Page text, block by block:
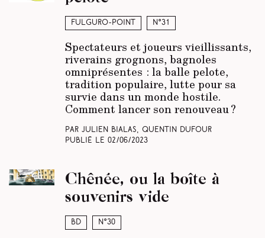
Fulguro-Point N°31
Spectateurs et joueurs vieillissants,
riverains grognons, bagnoles
omniprésentes : la balle pelote,
tradition populaire, lutte pour sa
survie dans un monde hostile.
Comment lancer son renouveau ?
Par Julien Bialas, Quentin Dufour
Publié le 02/06/2023
BD N°30
Chênée, ou la boîte à
souvenirs vide